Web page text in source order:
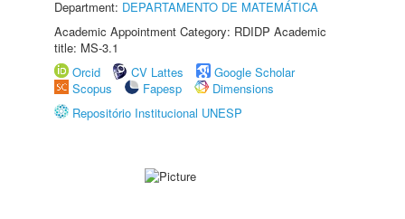
Department: DEPARTAMENTO DE MATEMÁTICA
Academic Appointment Category: RDIDP Academic
title: MS-3.1
Orcid
CV Lattes
Google Scholar
Scopus
Fapesp
Dimensions
Repositório Institucional UNESP